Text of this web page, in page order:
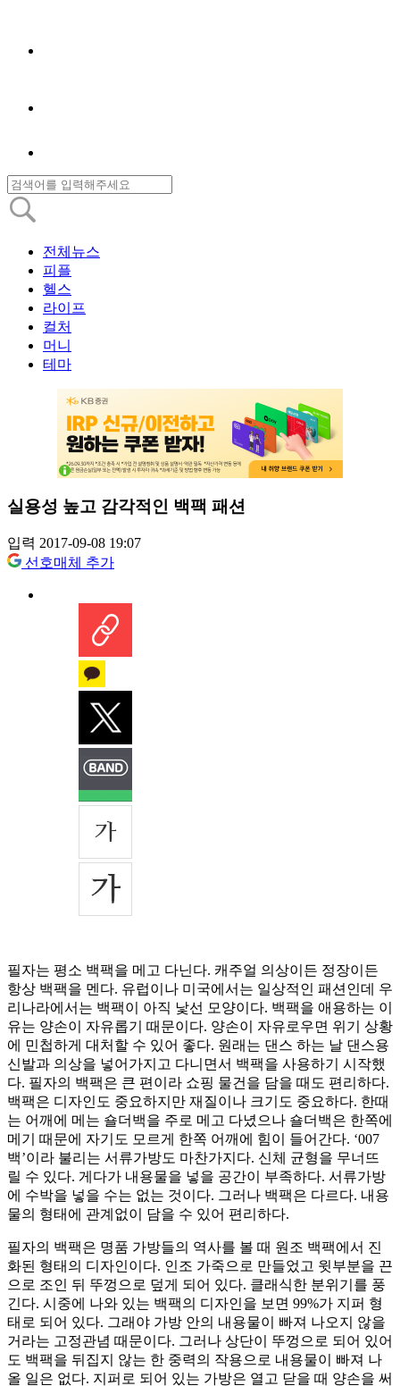
전체뉴스
피플
헬스
라이프
컬처
머니
테마
실용성 높고 감각적인 백팩 패션
입력 2017-09-08 19:07
선호매체 추가
필자는 평소 백팩을 메고 다닌다. 캐주얼 의상이든 정장이든
항상 백팩을 멘다. 유럽이나 미국에서는 일상적인 패션인데 우
리나라에서는 백팩이 아직 낯선 모양이다. 백팩을 애용하는 이
유는 양손이 자유롭기 때문이다. 양손이 자유로우면 위기 상황
에 민첩하게 대처할 수 있어 좋다. 원래는 댄스 하는 날 댄스용
신발과 의상을 넣어가지고 다니면서 백팩을 사용하기 시작했
다. 필자의 백팩은 큰 편이라 쇼핑 물건을 담을 때도 편리하다.
백팩은 디자인도 중요하지만 재질이나 크기도 중요하다. 한때
는 어깨에 메는 숄더백을 주로 메고 다녔으나 숄더백은 한쪽에
메기 때문에 자기도 모르게 한쪽 어깨에 힘이 들어간다. ‘007
백’이라 불리는 서류가방도 마찬가지다. 신체 균형을 무너뜨
릴 수 있다. 게다가 내용물을 넣을 공간이 부족하다. 서류가방
에 수박을 넣을 수는 없는 것이다. 그러나 백팩은 다르다. 내용
물의 형태에 관계없이 담을 수 있어 편리하다.
필자의 백팩은 명품 가방들의 역사를 볼 때 원조 백팩에서 진
화된 형태의 디자인이다. 인조 가죽으로 만들었고 윗부분을 끈
으로 조인 뒤 뚜껑으로 덮게 되어 있다. 클래식한 분위기를 풍
긴다. 시중에 나와 있는 백팩의 디자인을 보면 99%가 지퍼 형
태로 되어 있다. 그래야 가방 안의 내용물이 빠져 나오지 않을
거라는 고정관념 때문이다. 그러나 상단이 뚜껑으로 되어 있어
도 백팩을 뒤집지 않는 한 중력의 작용으로 내용물이 빠져 나
올 일은 없다. 지퍼로 되어 있는 가방은 열고 닫을 때 양손을 써